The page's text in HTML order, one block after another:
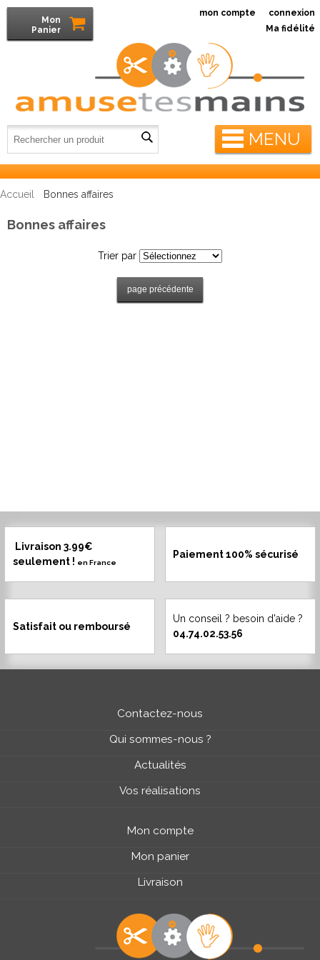
MENU
mon compte connexion
Mon
Panier
Ma fidélité
Accueil Bonnes affaires
Bonnes affaires
Trier par
Livraison 3.99€
seulement ! en France
Paiement 100% sécurisé
Satisfait ou remboursé
Un conseil ? besoin d'aide ?
04.74.02.53.56
Contactez-nous
Qui sommes-nous ?
Actualités
Vos réalisations
Mon compte
Mon panier
Livraison